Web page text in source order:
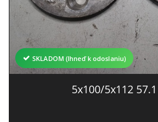
SKLADOM (Ihneď k odoslaniu)
5x100/5x112